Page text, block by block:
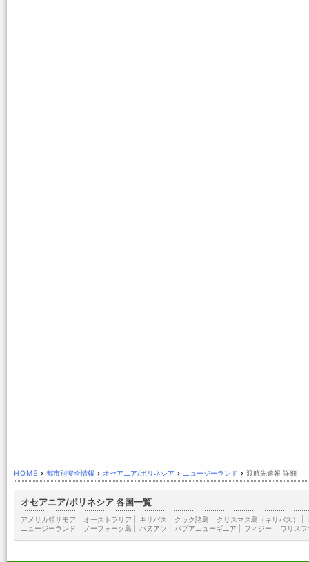
HOME › 都市別安全情報 › オセアニア/ポリネシア › ニュージーランド › 渡航先速報 詳細
オセアニア/ポリネシア 各国一覧
アメリカ領サモア オーストラリア キリバス クック諸島 クリスマス島（キリバス）
ニュージーランド
ノーフォーク島 バヌアツ パプアニューギニア フィジー ワリス